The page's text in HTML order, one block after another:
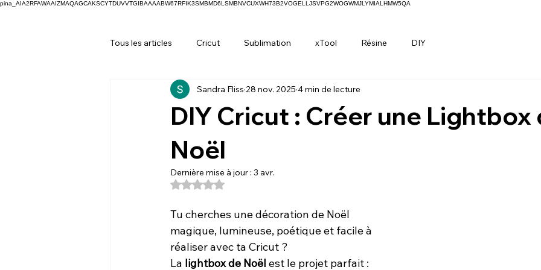
pina_AIA2RFAWAAIZMAQAGCAKSCYTDUVVTGIBAAAABW67RFIK3SMBMD6LSMBNVCUXWH73B2VOGELLJSVPG2WOGWMJLYMIALHMW5QA
Tous les articles Cricut Sublimation xTool Résine DIY
DIY Cricut : Créer une Lightbox
Noël
Sandra Fliss 28 nov. 2025 4 min de lecture
Dernière mise à jour : 3 avr.
Noté NaN étoiles sur 5.
Tu cherches une décoration de Noël
magique, lumineuse, poétique et facile à
réaliser avec ta Cricut ?
La lightbox de Noël est le projet parfait :